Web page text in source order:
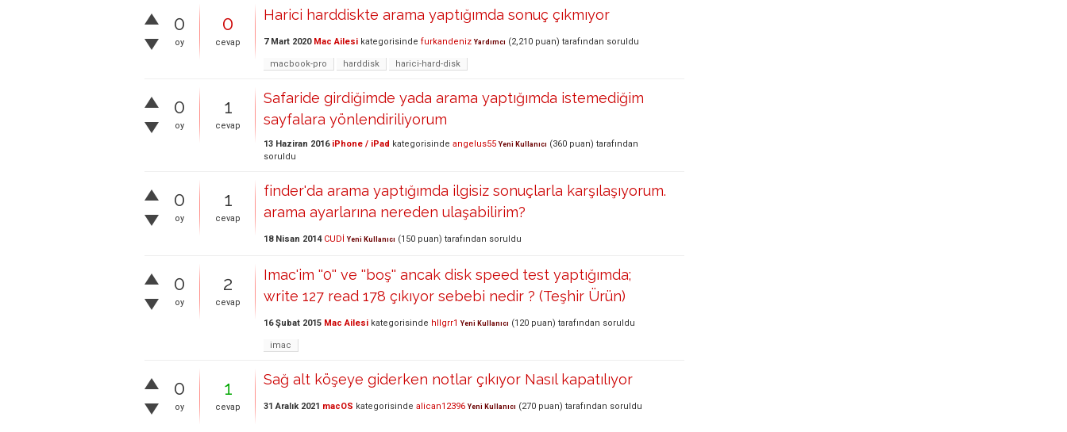
0
oy
0
cevap
Harici harddiskte arama yaptığımda sonuç çıkmıyor
7 Mart 2020 Mac Ailesi kategorisinde furkandeniz Yardımcı (2,210 puan) tarafından soruldu
macbook-pro harddisk harici-hard-disk
0
oy
1
cevap
Safaride girdiğimde yada arama yaptığımda istemediğim
sayfalara yönlendiriliyorum
13 Haziran 2016 iPhone / iPad kategorisinde angelus55 Yeni Kullanıcı (360 puan) tarafından
soruldu
0
oy
1
cevap
finder'da arama yaptığımda ilgisiz sonuçlarla karşılaşıyorum.
arama ayarlarına nereden ulaşabilirim?
18 Nisan 2014 CUDİ Yeni Kullanıcı (150 puan) tarafından soruldu
0
oy
2
cevap
Imac'im ''0'' ve ''boş'' ancak disk speed test yaptığımda;
write 127 read 178 çıkıyor sebebi nedir ? (Teşhir Ürün)
16 Şubat 2015 Mac Ailesi kategorisinde hllgrr1 Yeni Kullanıcı (120 puan) tarafından soruldu
imac
0
oy
1
cevap
Sağ alt köşeye giderken notlar çıkıyor Nasıl kapatılıyor
31 Aralık 2021 macOS kategorisinde alican12396 Yeni Kullanıcı (270 puan) tarafından soruldu